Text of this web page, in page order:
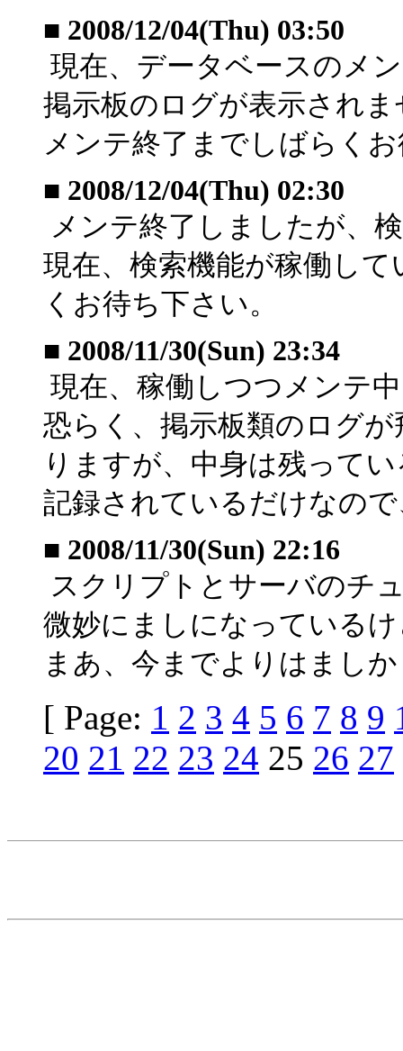
■ 2008/12/04(Thu) 03:50
現在、データベースのメ
掲示板のログが表示されま
メンテ終了までしばらく
■ 2008/12/04(Thu) 02:30
メンテ終了しましたが、
現在、検索機能が稼働し
くお待ち下さい。
■ 2008/11/30(Sun) 23:34
現在、稼働しつつメンテ
恐らく、掲示板類のログ
りますが、中身は残って
記録されているだけなの
■ 2008/11/30(Sun) 22:16
スクリプトとサーバのチ
微妙にましになっている
まあ、今までよりはまし
[ Page: 1 2 3 4 5 6 7 8 9
20 21 22 23 24 25 26 27